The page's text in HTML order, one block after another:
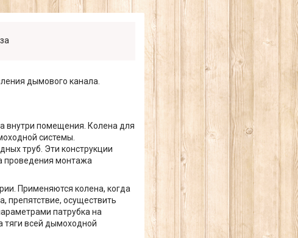
дымового канала.
внутри помещения. Колена для
системы.
труб. Эти конструкции
проведения монтажа
Применяются колена, когда
препятствие, осуществить
патрубка на
тяги всей дымоходной